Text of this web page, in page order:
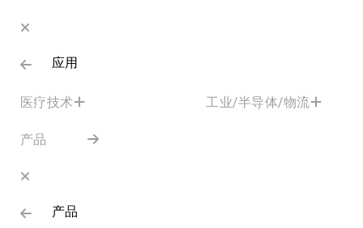
应用
医疗技术 工业/半导体/物流
产品
产品